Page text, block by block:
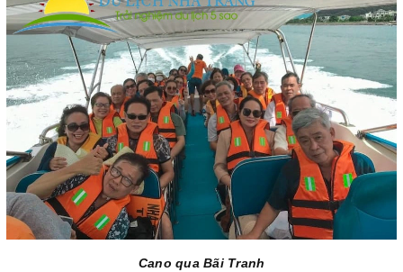
Cano qua Bãi Tranh